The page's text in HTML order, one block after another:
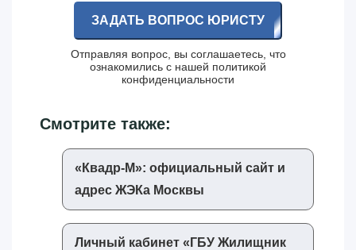
ЗАДАТЬ ВОПРОС ЮРИСТУ
Отправляя вопрос, вы соглашаетесь, что
ознакомились с нашей политикой
конфиденциальности
Смотрите также:
«‎Квадр-М»‎: официальный сайт и
адрес ЖЭКа Москвы
Личный кабинет «‎ГБУ Жилищник